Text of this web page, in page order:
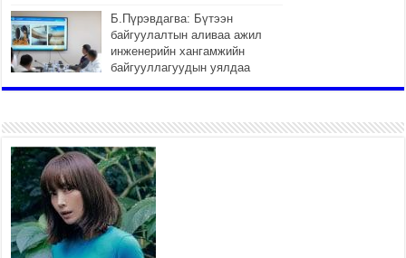
Б.Пүрэвдагва: Бүтээн
байгуулалтын аливаа ажил
инженерийн хангамжийн
байгууллагуудын уялдаа
холбоогүйгээс саатах ёсгүй
“Сэлбэ 20 минутын хот”
төслийн анхны 12 давхар
барилгын үндсэн карказ,
цутгалтын ажил дууслаа
2026 оны 7 сар 20 / 17 цаг 17 минут
Мопед, скүүтер, тэдгээртэй
адилтгах үзүүлэлт бүхий